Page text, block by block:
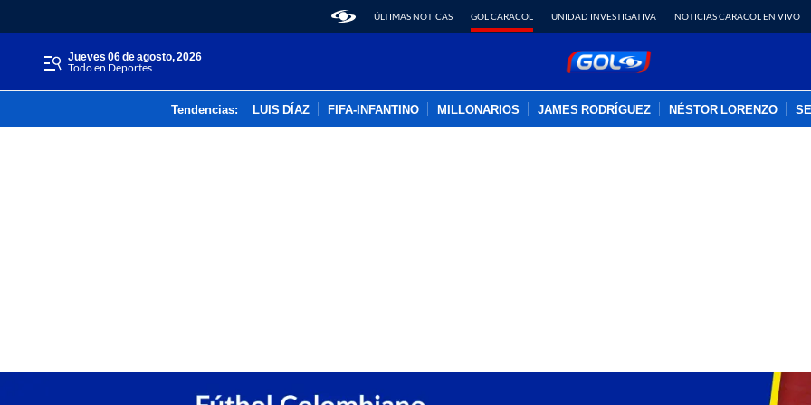
ÚLTIMAS NOTICAS GOL CARACOL UNIDAD INVESTIGATIVA NOTICIAS CARACOL EN VIVO
jueves 06 de agosto, 2026
Todo en Deportes
Tendencias: LUIS DÍAZ FIFA-INFANTINO MILLONARIOS JAMES RODRÍGUEZ NÉSTOR LORENZO